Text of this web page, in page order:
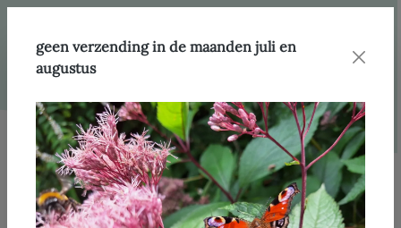
Afbeeldingengalerij overslaan
geen verzending in de maanden juli en
augustus